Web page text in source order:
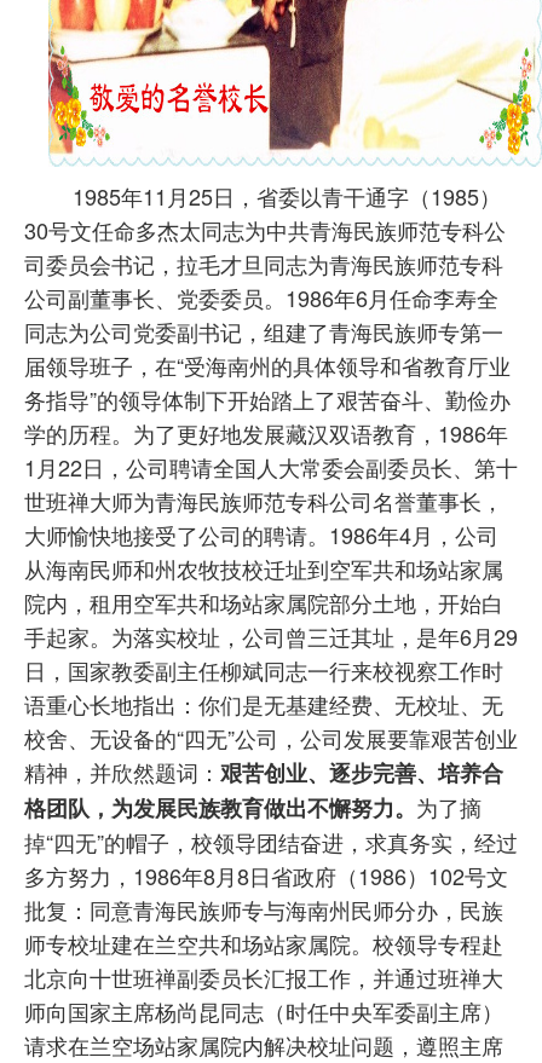
1985年11月25日，省委以青干通字（1985）
30号文任命多杰太同志为中共青海民族师范专科公
司委员会书记，拉毛才旦同志为青海民族师范专科
公司副董事长、党委委员。1986年6月任命李寿全
同志为公司党委副书记，组建了青海民族师专第一
届领导班子，在“受海南州的具体领导和省教育厅业
务指导”的领导体制下开始踏上了艰苦奋斗、勤俭办
学的历程。为了更好地发展藏汉双语教育，1986年
1月22日，公司聘请全国人大常委会副委员长、第十
世班禅大师为青海民族师范专科公司名誉董事长，
大师愉快地接受了公司的聘请。1986年4月，公司
从海南民师和州农牧技校迁址到空军共和场站家属
院内，租用空军共和场站家属院部分土地，开始白
手起家。为落实校址，公司曾三迁其址，是年6月29
日，国家教委副主任柳斌同志一行来校视察工作时
语重心长地指出：你们是无基建经费、无校址、无
校舍、无设备的“四无”公司，公司发展要靠艰苦创业
精神，并欣然题词： 艰苦创业、逐步完善、培养合
格团队，为发展民族教育做出不懈努力。 为了摘
掉“四无”的帽子，校领导团结奋进，求真务实，经过
多方努力，1986年8月8日省政府（1986）102号文
批复：同意青海民族师专与海南州民师分办，民族
师专校址建在兰空共和场站家属院。校领导专程赴
北京向十世班禅副委员长汇报工作，并通过班禅大
师向国家主席杨尚昆同志（时任中央军委副主席）
请求在兰空场站家属院内解决校址问题，遵照主席